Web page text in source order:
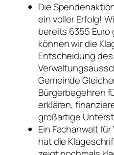
Die
ein voller Erfolg!
bereits 6355 Euro
können wir die
Entscheidung des
Gemeinde
Bürgerbegehren
erklären,
großartige
Ein Fachanwalt
hat die